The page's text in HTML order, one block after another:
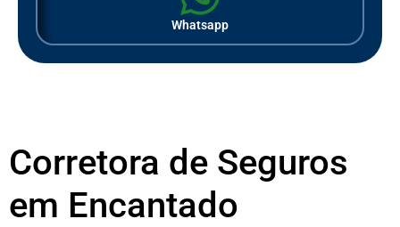
Whatsapp
Corretora de Seguros
em Encantado